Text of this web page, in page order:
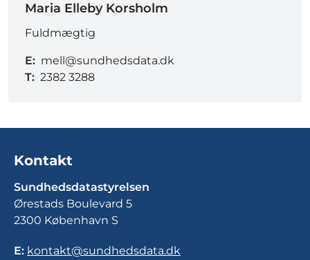
Maria Elleby Korsholm
Fuldmægtig
E: mell@sundhedsdata.dk
T: 2382 3288
Kontakt
Sundhedsdatastyrelsen
Ørestads Boulevard 5
2300 København S
E: kontakt@sundhedsdata.dk